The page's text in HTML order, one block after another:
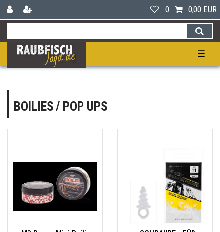
0 0,00 EUR
☰
BOILIES / POP UPS